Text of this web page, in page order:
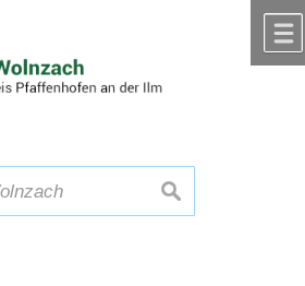
suchen